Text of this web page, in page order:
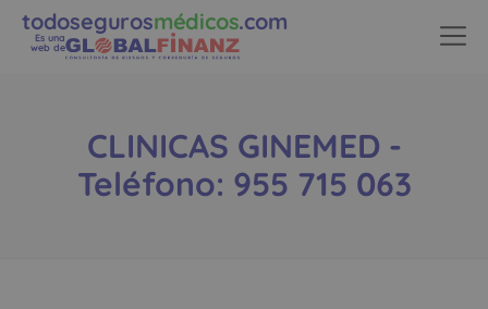
todosegurosmédicos.com
Es una
web de
CLINICAS GINEMED -
Teléfono: 955 715 063